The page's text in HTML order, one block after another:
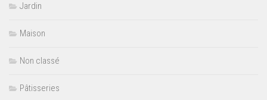
Jardin
Maison
Non classé
Pâtisseries